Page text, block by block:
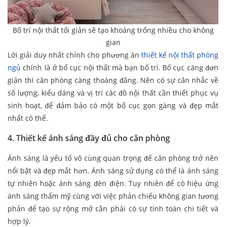
Bố trí nội thất tối giản sẽ tạo khoảng trống nhiều cho không
gian
Lời giải duy nhất chính cho phương án thiết kế nội thất phòng
ngủ chính là ở bố cục nội thất mà bạn bố trí. Bố cục càng đơn
giản thì căn phòng càng thoáng đãng. Nên có sự cân nhắc về
số lượng, kiểu dáng và vị trí các đồ nội thất cần thiết phục vụ
sinh hoạt, để đảm bảo có một bố cục gọn gàng và đẹp mắt
nhất có thể.
4. Thiết kế ánh sáng đầy đủ cho căn phòng
Ánh sáng là yếu tố vô cùng quan trọng để căn phòng trở nên
nổi bật và đẹp mắt hơn. Ánh sáng sử dụng có thể là ánh sáng
tự nhiên hoặc ánh sáng đèn điện. Tuy nhiên để có hiệu ứng
ánh sáng thẩm mỹ cùng với việc phản chiếu không gian tương
phản để tạo sự rộng mở cần phải có sự tính toán chi tiết và
hợp lý.